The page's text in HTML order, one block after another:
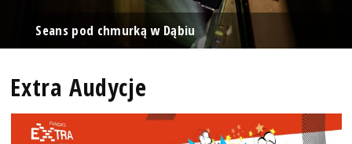
Seans pod chmurką w Dąbiu
Extra Audycje